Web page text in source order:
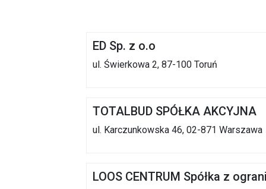
ED Sp. z o.o
ul. Świerkowa 2, 87-100 Toruń
TOTALBUD SPÓŁKA AKCYJNA
ul. Karczunkowska 46, 02-871 Warszawa
LOOS CENTRUM Spółka z